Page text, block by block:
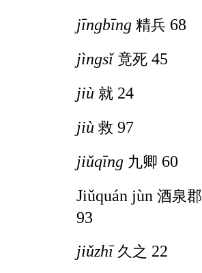
jīngbīng 精兵 68
jìngsǐ 竟死 45
jiù 就 24
jiù 救 97
jiǔqīng 九卿 60
Jiǔquán jùn 酒泉郡
93
jiǔzhī 久之 22